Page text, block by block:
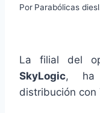
Por Parabólicas
La filial del
SkyLogic, ha
distribución con